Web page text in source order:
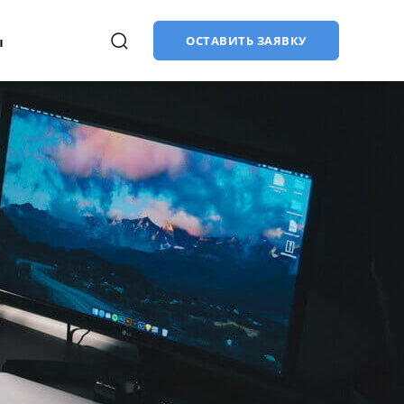
Продвижение сайтов (SEO)
Купить лицензии
CMS «1С-Битрикс: Управление
сайтом»:
старт, стандарт, малый
бизнес, бизнес
Битрикс24: облачная версия
Битрикс24: коробочная версия
ОСТАВИТЬ ЗАЯВКУ